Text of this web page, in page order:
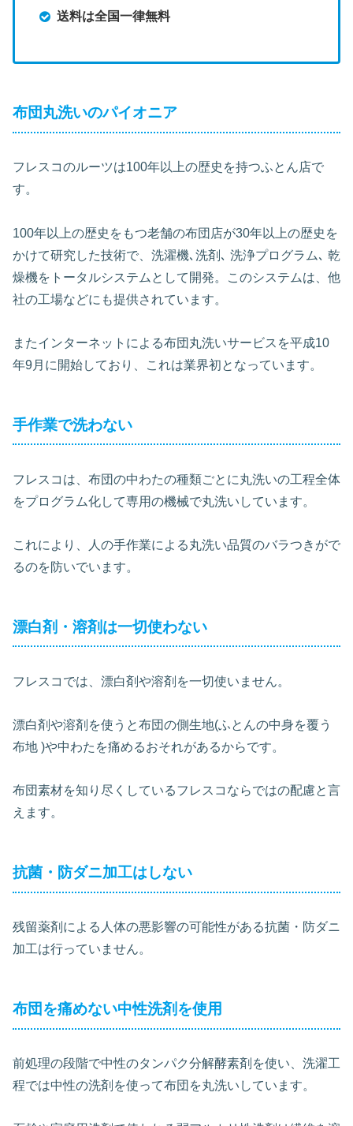
送料は全国一律無料
布団丸洗いのパイオニア
フレスコのルーツは100年以上の歴史を持つふとん店で
す。
100年以上の歴史をもつ老舗の布団店が30年以上の歴史を
かけて研究した技術で、洗濯機､洗剤､ 洗浄プログラム､ 乾
燥機をトータルシステムとして開発。このシステムは、他
社の工場などにも提供されています。
またインターネットによる布団丸洗いサービスを平成10
年9月に開始しており、これは業界初となっています。
手作業で洗わない
フレスコは、布団の中わたの種類ごとに丸洗いの工程全体
をプログラム化して専用の機械で丸洗いしています。
これにより、人の手作業による丸洗い品質のバラつきがで
るのを防いでいます。
漂白剤・溶剤は一切使わない
フレスコでは、漂白剤や溶剤を一切使いません。
漂白剤や溶剤を使うと布団の側生地(ふとんの中身を覆う
布地 )や中わたを痛めるおそれがあるからです。
布団素材を知り尽くしているフレスコならではの配慮と言
えます。
抗菌・防ダニ加工はしない
残留薬剤による人体の悪影響の可能性がある抗菌・防ダニ
加工は行っていません。
布団を痛めない中性洗剤を使用
前処理の段階で中性のタンパク分解酵素剤を使い、洗濯工
程では中性の洗剤を使って布団を丸洗いしています。